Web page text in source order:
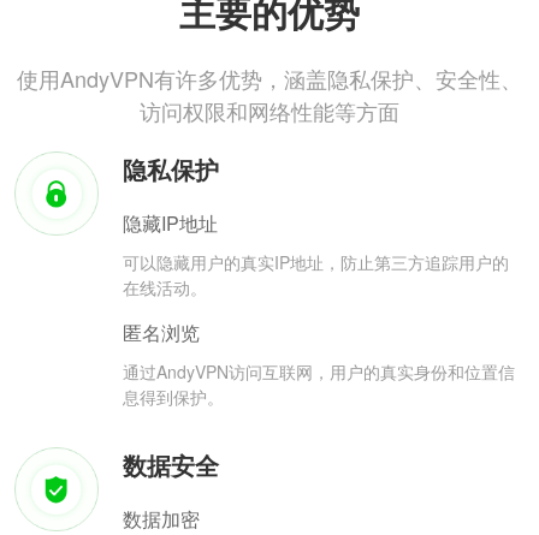
主要的优势
使用AndyVPN有许多优势，涵盖隐私保护、安全性、
访问权限和网络性能等方面
隐私保护
隐藏IP地址
可以隐藏用户的真实IP地址，防止第三方追踪用户的
在线活动。
匿名浏览
通过AndyVPN访问互联网，用户的真实身份和位置信
息得到保护。
数据安全
数据加密